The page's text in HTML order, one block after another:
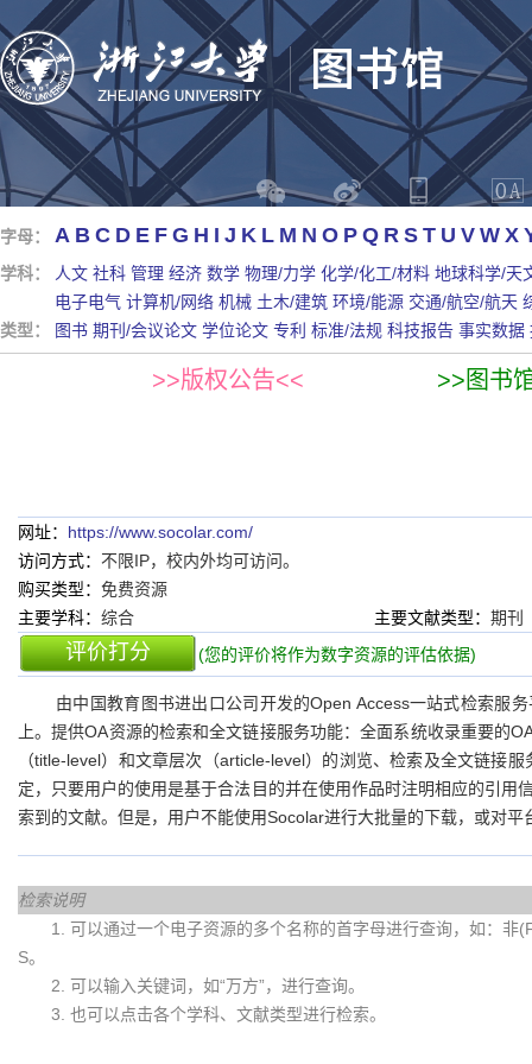
字母： A B C D E F G H I J K L M N O P Q R S T U V W X
学科： 人文 社科 管理 经济 数学 物理/力学 化学/化工/材料 地球科学/天
电子电气 计算机/网络 机械 土木/建筑 环境/能源 交通/航空/航天
类型：
图书 期刊/会议论文 学位论文 专利 标准/法规 科技报告 事实数据
>>版权公告<< >>图书
网址： https://www.socolar.com/
访问方式： 不限IP，校内外均可访问。
购买类型： 免费资源
主要学科： 综合 主要文献类型： 期刊
评价打分 (您的评价将作为数字资源的评估依据)
由中国教育图书进出口公司开发的Open Access一站式检索服
上。提供OA资源的检索和全文链接服务功能：全面系统收录重要的
（title-level）和文章层次（article-level）的浏览、检索及全文链接
定，只要用户的使用是基于合法目的并在使用作品时注明相应的引
索到的文献。但是，用户不能使用Socolar进行大批量的下载，或对
检索说明
1. 可以通过一个电子资源的多个名称的首字母进行查询，如：
S。
2. 可以输入关键词，如“万方”，进行查询。
3. 也可以点击各个学科、文献类型进行检索。